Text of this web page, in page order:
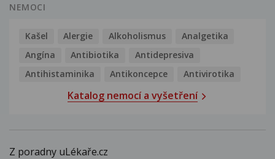
NEMOCI
Kašel Alergie Alkoholismus
Analgetika
Angína
Antibiotika
Antidepresiva
Antihistaminika
Antikoncepce Antivirotika
Katalog nemocí a vyšetření
Z poradny uLékaře.cz